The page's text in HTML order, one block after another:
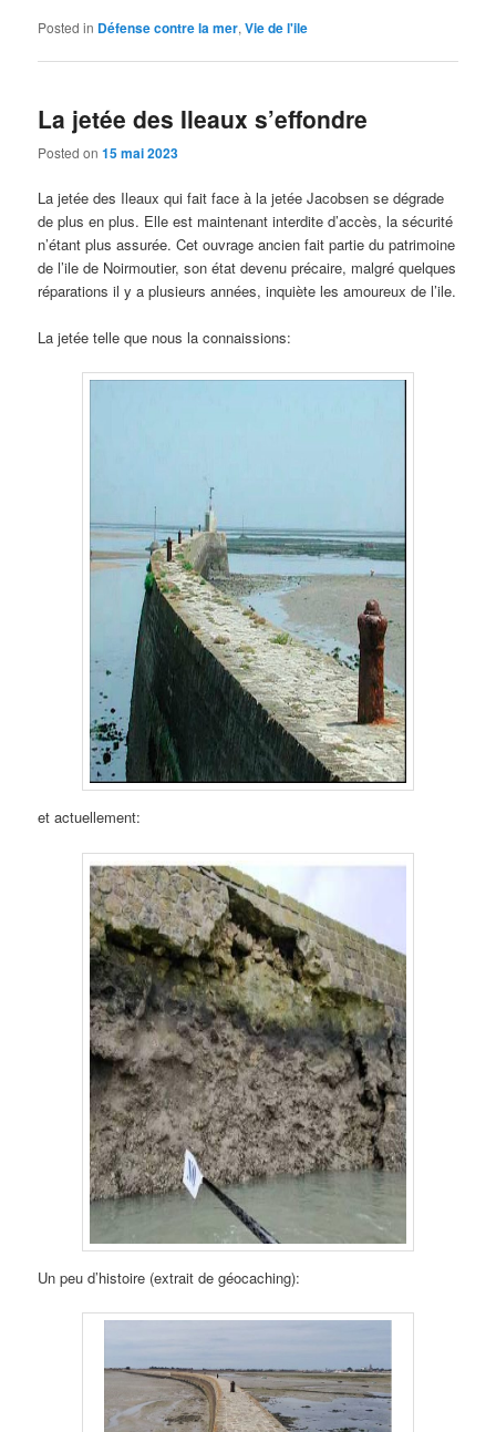
Posted in Défense contre la mer,Vie de l'ile
La jetée des Ileaux s’effondre
Posted on15 mai 2023
La jetée des Ileaux qui fait face à la jetée Jacobsen se dégrade
de plus en plus. Elle est maintenant interdite d’accès, la sécurité
n’étant plus assurée. Cet ouvrage ancien fait partie du patrimoine
de l’ile de Noirmoutier, son état devenu précaire, malgré quelques
réparations il y a plusieurs années, inquiète les amoureux de l’ile.
La jetée telle que nous la connaissions:
et actuellement:
Un peu d’histoire (extrait de géocaching):